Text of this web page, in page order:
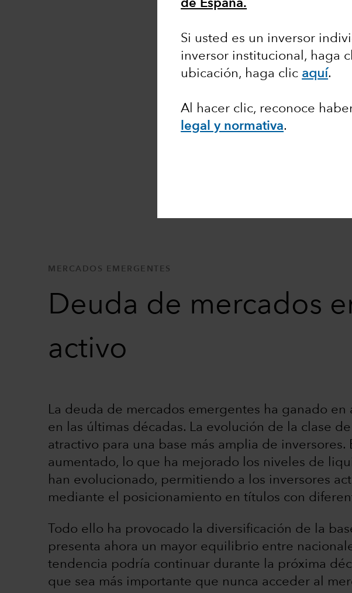
de España.
Si usted es un inversor
inversor institucional, haga
ubicación, haga clic aquí.
Al hacer clic, reconoce
legal y normativa.
MERCADOS EMERGENTES
Deuda de mercados
activo
La deuda de mercados emergentes ha ganado
en las últimas décadas. La evolución de la clase
atractivo para una base más amplia de inversores.
aumentado, lo que ha mejorado los niveles de
han evolucionado, permitiendo a los inversores
mediante el posicionamiento en títulos con
Todo ello ha provocado la diversificación de la
presenta ahora un mayor equilibrio entre
tendencia podría continuar durante la próxima
que sea más importante que nunca acceder al